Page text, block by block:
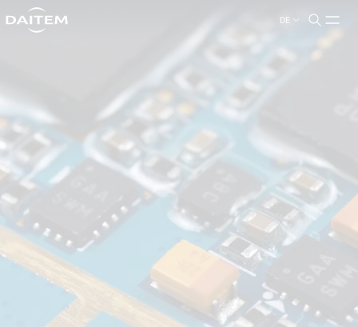
DE
search.label